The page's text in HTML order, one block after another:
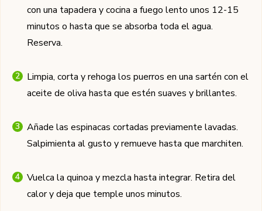
con una tapadera y cocina a fuego lento unos 12-15
minutos o hasta que se absorba toda el agua.
Reserva.
Limpia, corta y rehoga los puerros en una sartén con el
aceite de oliva hasta que estén suaves y brillantes.
Añade las espinacas cortadas previamente lavadas.
Salpimienta al gusto y remueve hasta que marchiten.
Vuelca la quinoa y mezcla hasta integrar. Retira del
calor y deja que temple unos minutos.